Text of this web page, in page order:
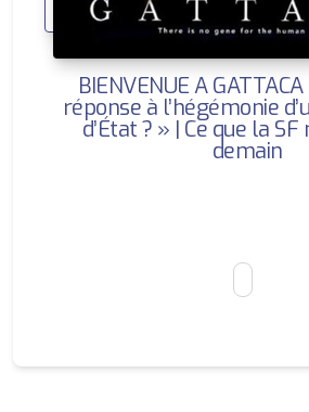
BIENVENUE A
réponse à l’hégémonie
d’État ? » | Ce que la
demain